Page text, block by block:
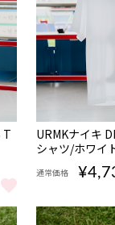
T
Tシャツ/ブラック を
NEW
URMKナイキ
シャツ/ホワイ
通常価格
URMKナイキ